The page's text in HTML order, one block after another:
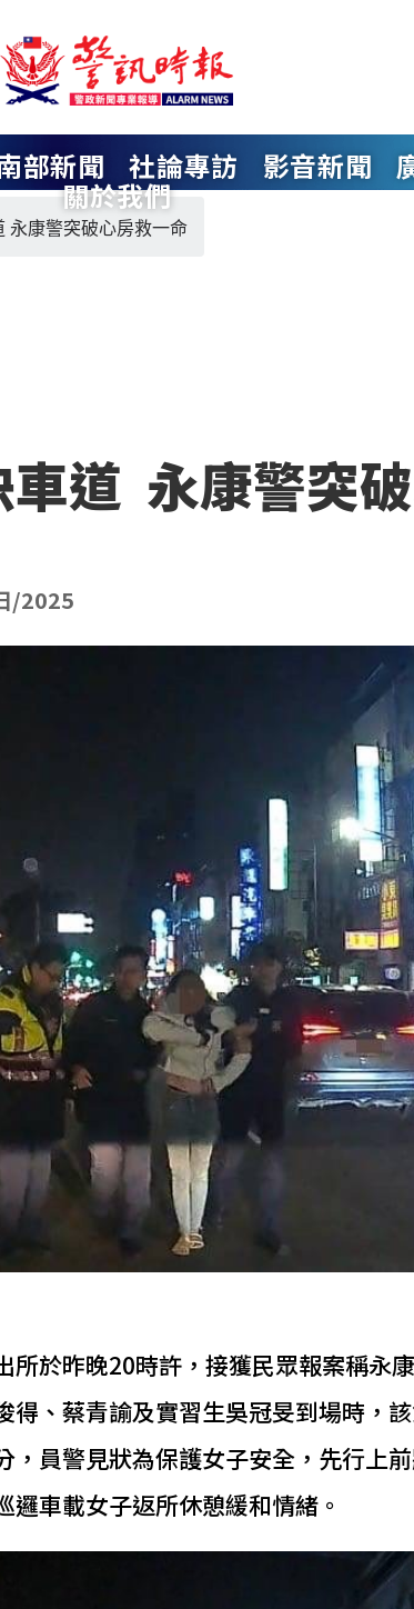
部新聞 社論專訪 影音新聞
關於我們
永康警突破心房救一命
道 永康警突
/2025
所於昨晚20時許，接獲民眾報案稱永
得、蔡青諭及實習生吳冠旻到場時，
，員警見狀為保護女子安全，先行上
車載女子返所休憩緩和情緒。